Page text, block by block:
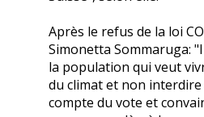
Après le refus de la loi
Simonetta Sommaruga:
la population qui veut
du climat et non
compte du vote et